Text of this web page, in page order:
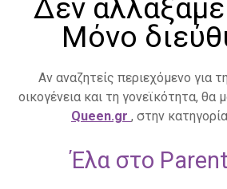
Δεν
Μόνο
Αν αναζητείς περιεχόμενο για
οικογένεια και τη γονεϊκότητα, θα
Queen.gr , στην
Έλα στο